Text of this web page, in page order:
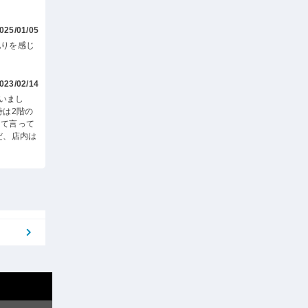
01/05
を感じ
02/14
まし
は2階の
言って
、店内は